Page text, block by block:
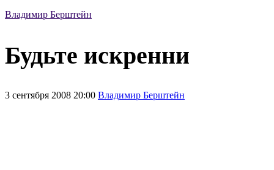
Владимир Берштейн
Будьте искренни
3 сентября 2008 20:00 Владимир Берштейн